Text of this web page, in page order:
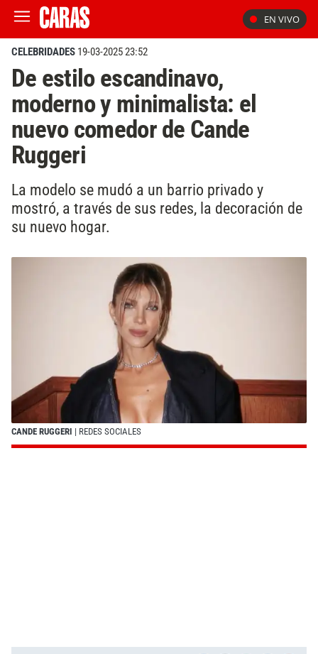
EN VIVO
CELEBRIDADES 19-03-2025 23:52
De estilo escandinavo,
moderno y minimalista: el
nuevo comedor de Cande
Ruggeri
La modelo se mudó a un barrio privado y
mostró, a través de sus redes, la decoración de
su nuevo hogar.
CANDE RUGGERI | REDES SOCIALES